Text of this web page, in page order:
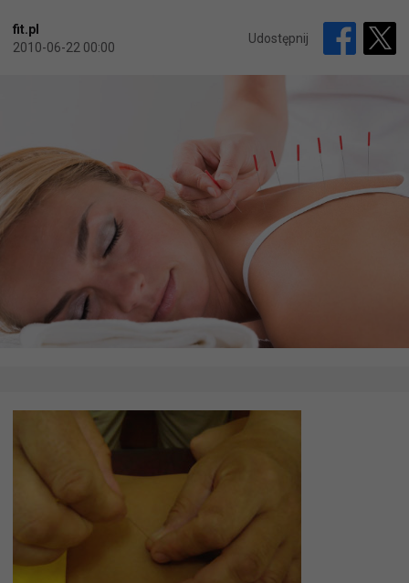
fit.pl
2010-06-22 00:00
Udostępnij